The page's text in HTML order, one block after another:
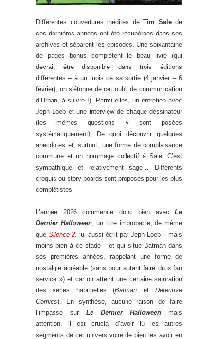
Différentes couvertures inédites de Tim Salede
ces dernières années ont été récupérées dans ses
archives et séparent les épisodes. Une soixantaine
de pages bonus complètent le beau livre (qui
devrait être disponible dans trois éditions
différentes – à un mois de sa sortie (4 janvier – 6
février), on s’étonne de cet oubli de communication
d’Urban, à suivre !). Parmi elles, un entretien avec
Jeph Loeb et une interview de chaque dessinateur
(les mêmes questions y sont posées
systématiquement). De quoi découvrir quelques
anecdotes et, surtout, une forme de complaisance
commune et un hommage collectif à Sale. C’est
sympathique et relativement sage… Différents
croquis ou story-boards sont proposés pour les plus
complétistes.
L’année 2026 commence donc bien avec Le
Dernier Halloween, un titre improbable, de même
que Silence 2, lui aussi écrit par Jeph Loeb – mais
moins bien à ce stade – et qui situe Batman dans
ses premières années, rappelant une forme de
nostalgie agréable (sans pour autant faire du « fan
service ») et car on atteint une certaine saturation
des séries habituelles (Batman etDetective
Comics). En synthèse, aucune raison de faire
l’impasse sur Le Dernier Halloween mais
attention, il est crucial d’avoir lu les autres
segments de cet univers voire de bien les avoir en